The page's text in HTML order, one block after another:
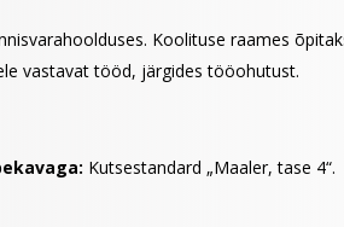
Koolituse raames
vastavat tööd, järgides tööohutust.
Kutsestandard „Maaler, tase 4“.